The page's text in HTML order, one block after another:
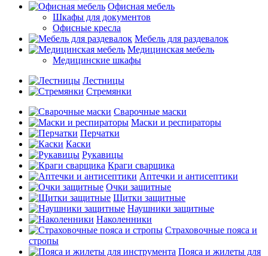
Офисная мебель
Шкафы для документов
Офисные кресла
Мебель для раздевалок
Медицинская мебель
Медицинские шкафы
Лестницы
Стремянки
Сварочные маски
Маски и респираторы
Перчатки
Каски
Рукавицы
Краги сварщика
Аптечки и антисептики
Очки защитные
Щитки защитные
Наушники защитные
Наколенники
Страховочные пояса и
стропы
Пояса и жилеты для